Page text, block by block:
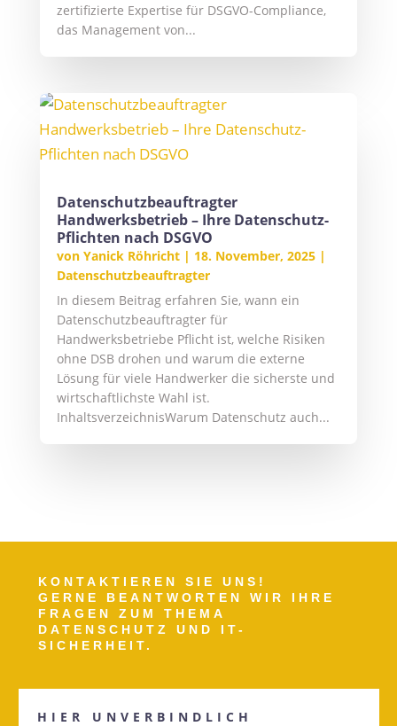
zertifizierte Expertise für DSGVO-Compliance,
das Management von...
Datenschutzbeauftragter
Handwerksbetrieb – Ihre Datenschutz-
Pflichten nach DSGVO
von Yanick Röhricht| 18. November, 2025|
Datenschutzbeauftragter
In diesem Beitrag erfahren Sie, wann ein
Datenschutzbeauftragter für
Handwerksbetriebe Pflicht ist, welche Risiken
ohne DSB drohen und warum die externe
Lösung für viele Handwerker die sicherste und
wirtschaftlichste Wahl ist.
InhaltsverzeichnisWarum Datenschutz auch...
KONTAKTIEREN SIE UNS!
GERNE BEANTWORTEN WIR IHRE
FRAGEN ZUM THEMA
DATENSCHUTZ UND IT-
SICHERHEIT.
HIER UNVERBINDLICH